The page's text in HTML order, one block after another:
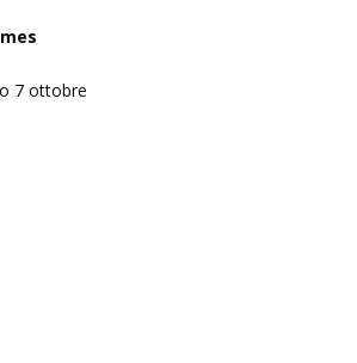
7 ottobre